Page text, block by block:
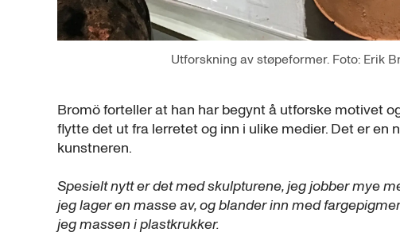
Utforskning av støpeformer. Foto: Erik
Bromö forteller at han har begynt å utforske motivet
flytte det ut fra lerretet og inn i ulike medier. Det er en
kunstneren.
Spesielt nytt er det med skulpturene, jeg jobber mye
jeg lager en masse av, og blander inn med
jeg massen i plastkrukker.